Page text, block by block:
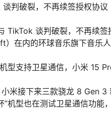
判破裂，不再续签授权协议
TikTok 谈判破裂，不再续签
在内的环球音乐旗下音乐
型支持卫星通信，小米 15
米接下来三款骁龙 8 Gen
机型也在测试卫星通信功能